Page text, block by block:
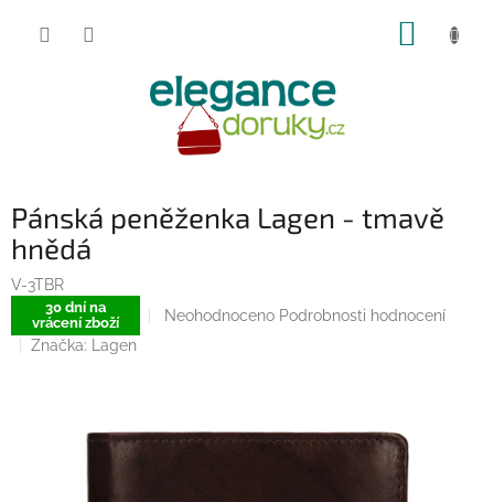
Pánská peněženka Lagen - tmavě
hnědá
V-3TBR
30 dní na
vrácení zboží
Průměrné
5
Neohodnoceno Podrobnosti hodnocení
Značka: Lagen